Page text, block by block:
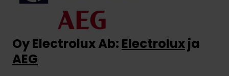
Oy Electrolux Ab: Electroluxja
AEG